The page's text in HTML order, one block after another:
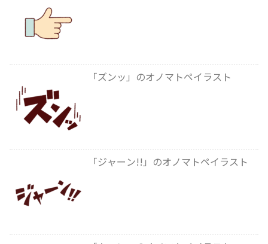
「ズンッ」のオノマトペイラスト
「ジャーン!!」のオノマトペイラスト